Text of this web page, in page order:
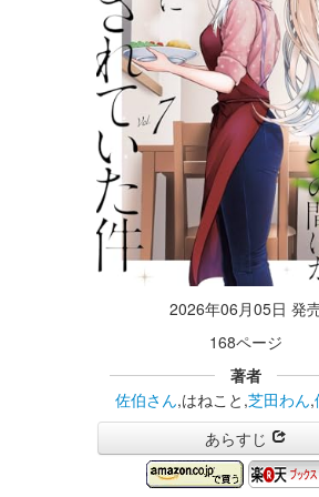
2026年06月05日 発
168ページ
著者
佐伯さん,はねこと,芝田わん,
あらすじ